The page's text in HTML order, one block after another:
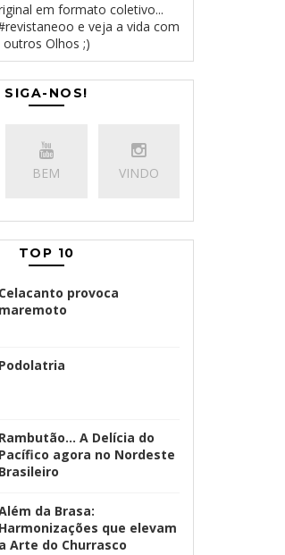
em formato coletivo...
e veja a vida com
outros Olhos ;)
SIGA-NOS!
BEM VINDO
TOP 10
Celacanto provoca
maremoto
Podolatria
Rambutão... A Delícia do
Pacífico agora no Nordeste
Brasileiro
da Brasa:
Harmonizações que elevam
a Arte do Churrasco